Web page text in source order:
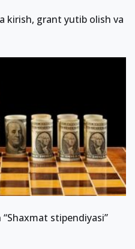
kirish, grant yutib olish va
stipendiyasi”